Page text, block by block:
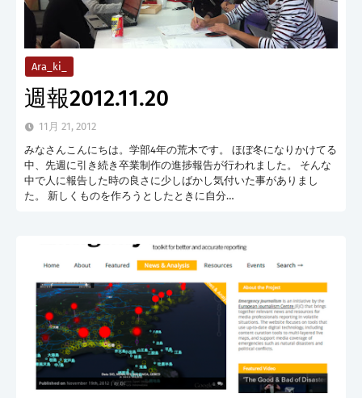
Ara_ki_
週報2012.11.20
11月 21, 2012
みなさんこんにちは。学部4年の荒木です。 ほぼ冬になりかけてる
中、先週に引き続き卒業制作の進捗報告が行われました。 そんな
中で人に報告した時の良さに少しばかし気付いた事がありまし
た。 新しくものを作ろうとしたときに自分…